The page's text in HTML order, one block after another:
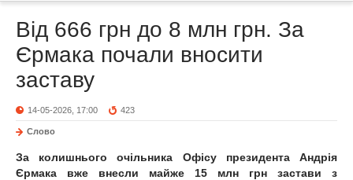
Від 666 грн до 8 млн грн. За
Єрмака почали вносити
заставу
14-05-2026, 17:00 423
Слово
За колишнього очільника Офісу президента Андрія
Єрмака вже внесли майже 15 млн грн застави з